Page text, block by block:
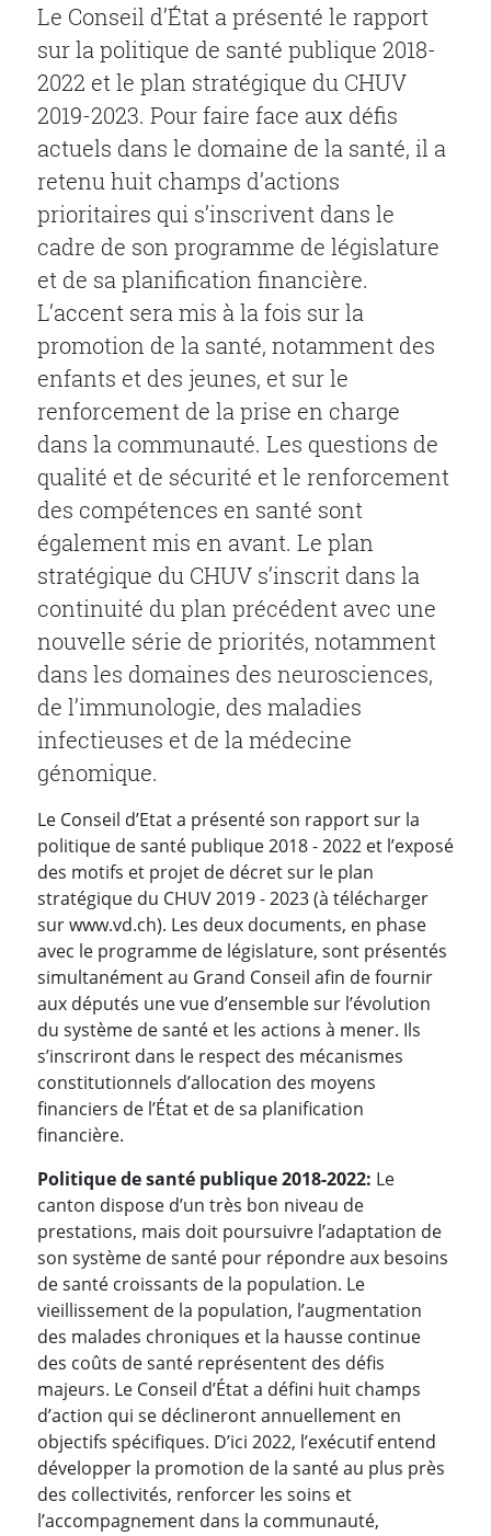
Le Conseil d’État a présenté le rapport
sur la politique de santé publique 2018-
2022 et le plan stratégique du CHUV
2019-2023. Pour faire face aux défis
actuels dans le domaine de la santé, il a
retenu huit champs d’actions
prioritaires qui s’inscrivent dans le
cadre de son programme de législature
et de sa planification financière.
L’accent sera mis à la fois sur la
promotion de la santé, notamment des
enfants et des jeunes, et sur le
renforcement de la prise en charge
dans la communauté. Les questions de
qualité et de sécurité et le renforcement
des compétences en santé sont
également mis en avant. Le plan
stratégique du CHUV s’inscrit dans la
continuité du plan précédent avec une
nouvelle série de priorités, notamment
dans les domaines des neurosciences,
de l’immunologie, des maladies
infectieuses et de la médecine
génomique.
Le Conseil d’Etat a présenté son rapport sur la
politique de santé publique 2018 - 2022 et l’exposé
des motifs et projet de décret sur le plan
stratégique du CHUV 2019 - 2023 (à télécharger
sur www.vd.ch). Les deux documents, en phase
avec le programme de législature, sont présentés
simultanément au Grand Conseil afin de fournir
aux députés une vue d’ensemble sur l’évolution
du système de santé et les actions à mener. Ils
s’inscriront dans le respect des mécanismes
constitutionnels d’allocation des moyens
financiers de l’État et de sa planification
financière.
Politique de santé publique 2018-2022: Le
canton dispose d’un très bon niveau de
prestations, mais doit poursuivre l’adaptation de
son système de santé pour répondre aux besoins
de santé croissants de la population. Le
vieillissement de la population, l’augmentation
des malades chroniques et la hausse continue
des coûts de santé représentent des défis
majeurs. Le Conseil d’État a défini huit champs
d’action qui se déclineront annuellement en
objectifs spécifiques. D’ici 2022, l’exécutif entend
développer la promotion de la santé au plus près
des collectivités, renforcer les soins et
l’accompagnement dans la communauté,